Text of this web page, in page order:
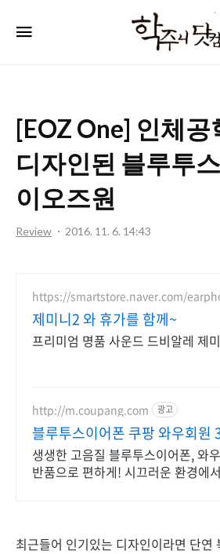
주
컴
[EOZ One] 인체
디자인된 블루투
이오즈원
Review 2016. 11. 6. 14:43
https://smartstore.naver.com/
제미니2 와 휴가를 함께~
프리미엄 명품 사운드 드비알레 제
http://m.coupang.com 광고
블루투스이어폰 쿠팡 와우회원
생생한 고음질 블루투스이어폰, 와
반품으로 편하게! 시끄러운 환경에
최근들어 인기있는 디자인이라면 단연